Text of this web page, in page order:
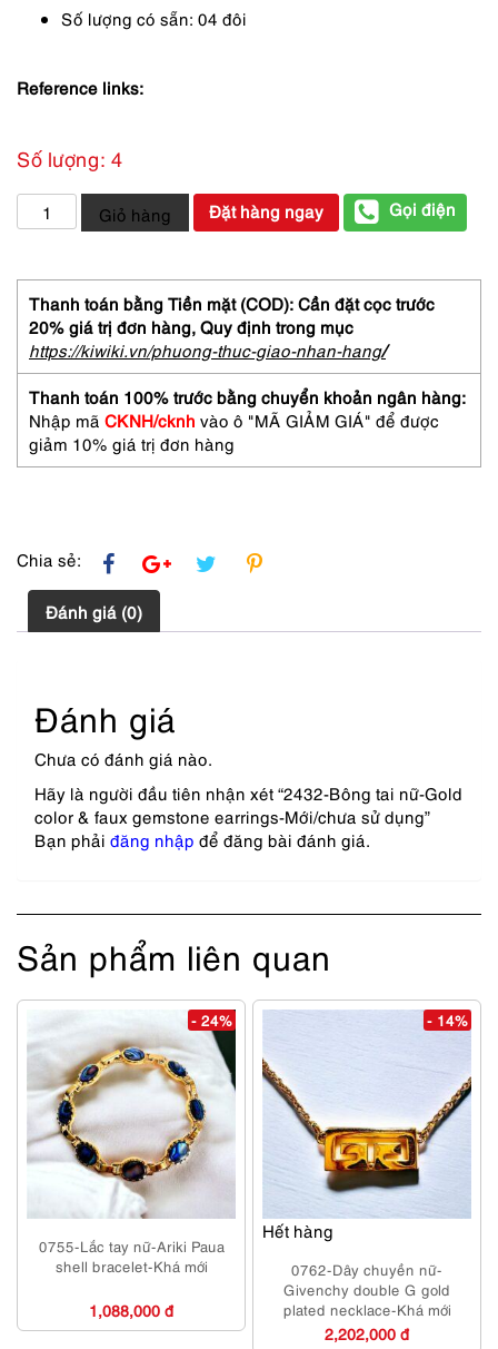
Số lượng có sẵn: 04 đôi
Reference links:
Số lượng: 4
2432-
Bông
nữ-
Gold
color
faux
gemstone
earrings-
Mới/chưa
sử
Giỏ hàng Đặt hàng ngay Gọi điện
Thanh toán bằng Tiền mặt (COD): Cần đặt cọc trước
20% giá trị đơn hàng, Quy định trong mục
https://kiwiki.vn/phuong-thuc-giao-nhan-hang/
Thanh toán 100% trước bằng chuyển khoản ngân hàng:
Nhập mã CKNH/cknh vào ô "MÃ GIẢM GIÁ" để được
giảm 10% giá trị đơn hàng
Chia sẻ:
Đánh giá (0)
Đánh giá
Chưa có đánh giá nào.
Hãy là người đầu tiên nhận xét “2432-Bông tai nữ-Gold
color & faux gemstone earrings-Mới/chưa sử dụng”
Bạn phải đăng nhập để đăng bài đánh giá.
Sản phẩm liên quan
- 24%
0755-Lắc tay nữ-Ariki Paua
shell bracelet-Khá mới
1,088,000 đ
Hết hàng
- 14%
0762-Dây chuyền nữ-
Givenchy double G gold
plated necklace-Khá mới
2,202,000 đ